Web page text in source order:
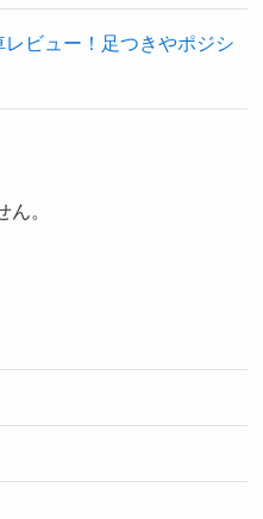
ビュー！足つきやポジシ
。